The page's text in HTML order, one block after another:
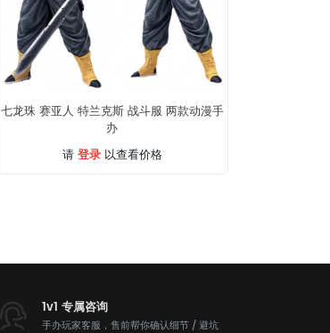
七龙珠 赛亚人 特兰克斯 战斗服 两款动漫手
办
请 登录以查看价格
1v1 专属咨询
手办玩家客服，售前帮你确认细节 / 避坑